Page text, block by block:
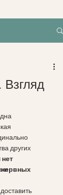
других
нет
нервных